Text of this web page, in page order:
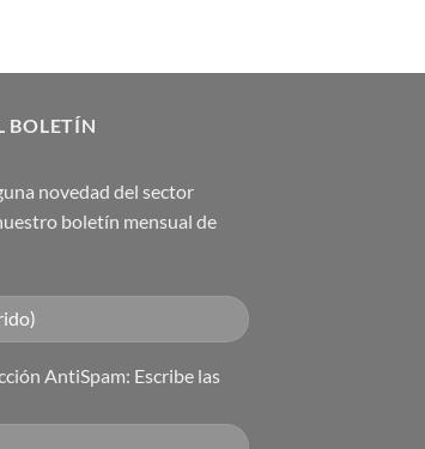
BOLETÍN
novedad del sector
boletín mensual de
AntiSpam: Escribe las